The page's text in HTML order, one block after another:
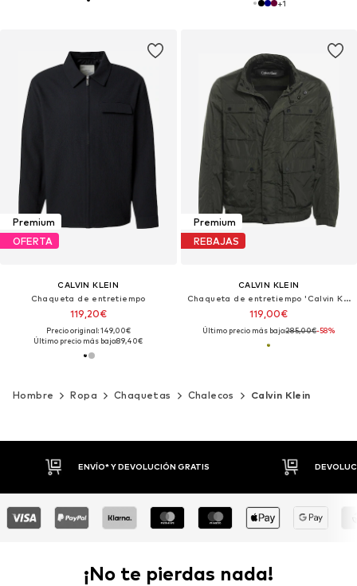
+1
Premium
OFERTA
CALVIN KLEIN
Chaqueta de entretiempo
119,20€
Precio original: 149,00€
Último precio más bajo:89,40€
Premium
REBAJAS
CALVIN KLEIN
Chaqueta de entretiempo 'Calvin Klein Jacke'
119,00€
Último precio más bajo:285,00€-58%
Hombre Ropa Chaquetas Chalecos Calvin Klein
DEVOLUCIONES HASTA 30 DÍAS
¡No te pierdas nada!